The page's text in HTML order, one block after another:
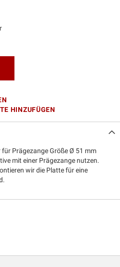
HINZUFÜGEN
Prägezange Größe Ø 51 mm
mit einer Prägezange nutzen.
wir die Platte für eine